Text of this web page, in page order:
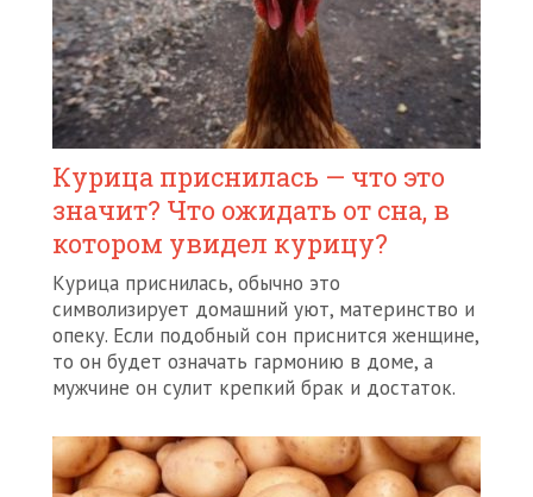
Курица приснилась — что это
значит? Что ожидать от сна, в
котором увидел курицу?
Курица приснилась, обычно это
символизирует домашний уют, материнство и
опеку. Если подобный сон приснится женщине,
то он будет означать гармонию в доме, а
мужчине он сулит крепкий брак и достаток.